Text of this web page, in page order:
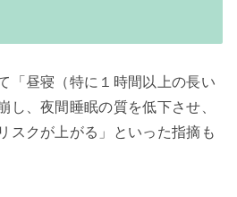
「昼寝（特に１時間以上の長い
し、夜間睡眠の質を低下させ、
スクが上がる」といった指摘も